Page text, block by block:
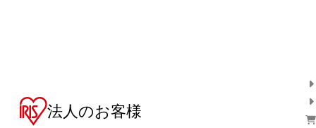
法人のお客様